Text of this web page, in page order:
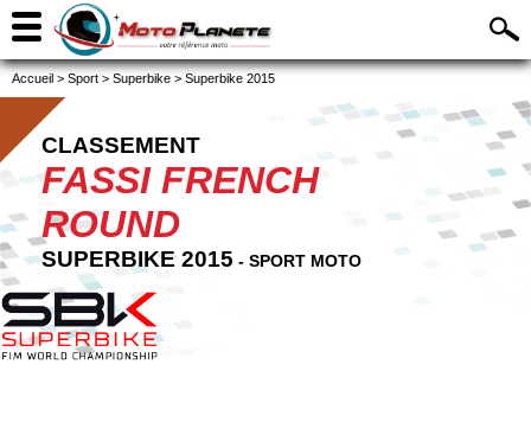
Accueil > Sport > Superbike > Superbike 2015
CLASSEMENT
FASSI FRENCH
ROUND
SUPERBIKE 2015 - SPORT MOTO